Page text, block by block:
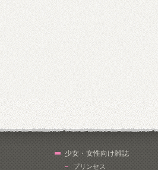
少女・女性向け雑誌
プリンセス